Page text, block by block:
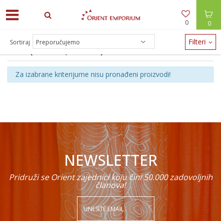
0
0
VEL3(70X190;90X210)
Sortiraj Filteri
Za izabrane kriterijume nisu pronađeni proizvodi!
NEWSLETTER
Pridruži se Orient zajednici koju čini 50.000 zadovoljnih
članova!